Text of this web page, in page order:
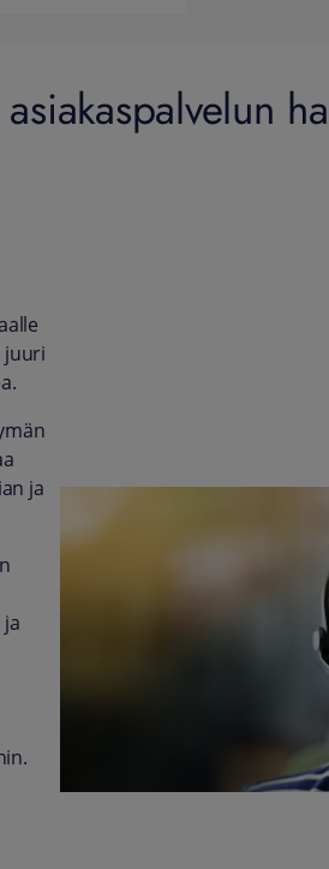
juuri
ja